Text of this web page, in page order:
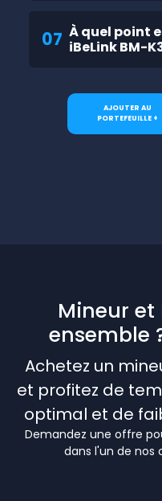
07 À quel point
iBeLink BM-
AJOUTER AU
PORTEFEUILLE +
Mineur
ensemble
Achetez un
et profitez de
optimal et de
Demandez une offre
dans l'un de nos